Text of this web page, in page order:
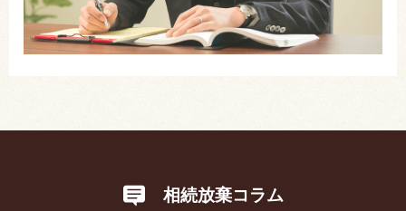
相続放棄コラム